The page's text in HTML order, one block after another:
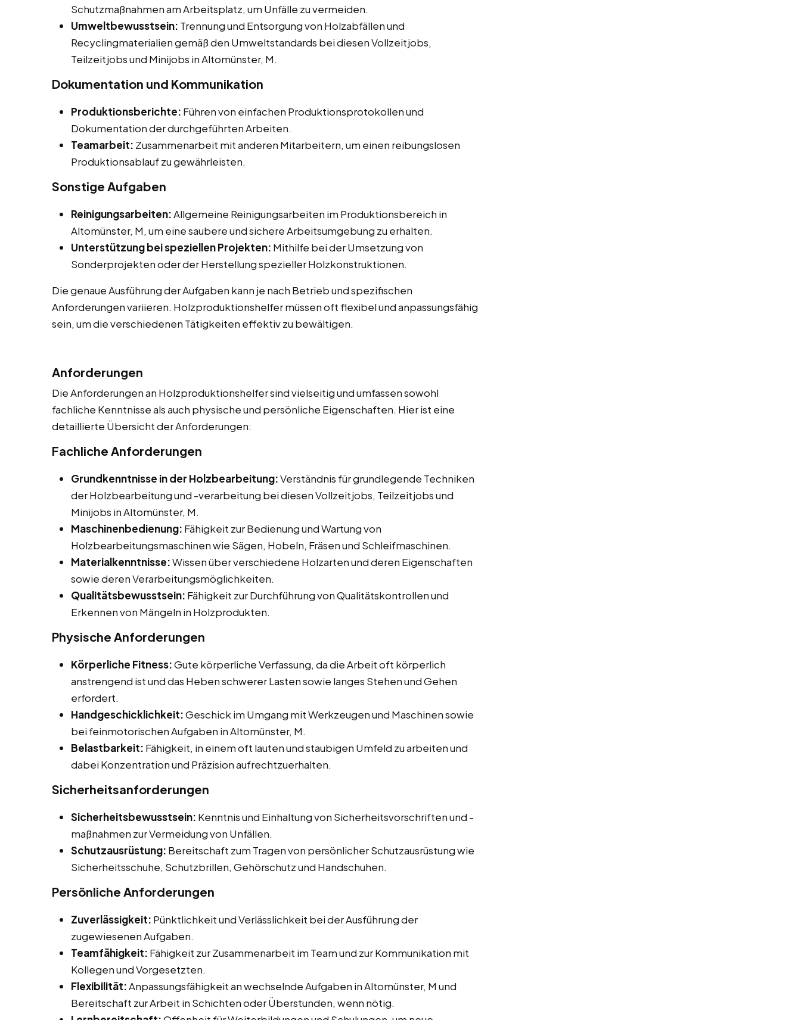
Schutzmaßnahmen am Arbeitsplatz, um Unfälle zu vermeiden.
Umweltbewusstsein: Trennung und Entsorgung von Holzabfällen und
Recyclingmaterialien gemäß den Umweltstandards bei diesen Vollzeitjobs,
Teilzeitjobs und Minijobs in Altomünster, M.
Dokumentation und Kommunikation
Produktionsberichte: Führen von einfachen Produktionsprotokollen und
Dokumentation der durchgeführten Arbeiten.
Teamarbeit: Zusammenarbeit mit anderen Mitarbeitern, um einen reibungslosen
Produktionsablauf zu gewährleisten.
Sonstige Aufgaben
Reinigungsarbeiten:Allgemeine Reinigungsarbeiten im Produktionsbereich in
Altomünster, M, um eine saubere und sichere Arbeitsumgebung zu erhalten.
Unterstützung bei speziellen Projekten: Mithilfe bei der Umsetzung von
Sonderprojekten oder der Herstellung spezieller Holzkonstruktionen.
Die genaue Ausführung der Aufgaben kann je nach Betrieb und spezifischen
Anforderungen variieren. Holzproduktionshelfer müssen oft flexibel und anpassungsfähig
sein, um die verschiedenen Tätigkeiten effektiv zu bewältigen.
Anforderungen
Die Anforderungen an Holzproduktionshelfer sind vielseitig und umfassen sowohl
fachliche Kenntnisse als auch physische und persönliche Eigenschaften. Hier ist eine
detaillierte Übersicht der Anforderungen:
Fachliche Anforderungen
Grundkenntnisse in der Holzbearbeitung:Verständnis für grundlegende Techniken
der Holzbearbeitung und -verarbeitung bei diesen Vollzeitjobs, Teilzeitjobs und
Minijobs in Altomünster, M.
Maschinenbedienung: Fähigkeit zur Bedienung und Wartung von
Holzbearbeitungsmaschinen wie Sägen, Hobeln, Fräsen und Schleifmaschinen.
Materialkenntnisse:Wissen über verschiedene Holzarten und deren Eigenschaften
sowie deren Verarbeitungsmöglichkeiten.
Qualitätsbewusstsein: Fähigkeit zur Durchführung von Qualitätskontrollen und
Erkennen von Mängeln in Holzprodukten.
Physische Anforderungen
Körperliche Fitness:Gute körperliche Verfassung, da die Arbeit oft körperlich
anstrengend ist und das Heben schwerer Lasten sowie langes Stehen und Gehen
erfordert.
Handgeschicklichkeit:Geschick im Umgang mit Werkzeugen und Maschinen sowie
bei feinmotorischen Aufgaben in Altomünster, M.
Belastbarkeit: Fähigkeit, in einem oft lauten und staubigen Umfeld zu arbeiten und
dabei Konzentration und Präzision aufrechtzuerhalten.
Sicherheitsanforderungen
Sicherheitsbewusstsein: Kenntnis und Einhaltung von Sicherheitsvorschriften und -
maßnahmen zur Vermeidung von Unfällen.
Schutzausrüstung: Bereitschaft zum Tragen von persönlicher Schutzausrüstung wie
Sicherheitsschuhe, Schutzbrillen, Gehörschutz und Handschuhen.
Persönliche Anforderungen
Zuverlässigkeit: Pünktlichkeit und Verlässlichkeit bei der Ausführung der
zugewiesenen Aufgaben.
Teamfähigkeit: Fähigkeit zur Zusammenarbeit im Team und zur Kommunikation mit
Kollegen und Vorgesetzten.
Flexibilität:Anpassungsfähigkeit an wechselnde Aufgaben in Altomünster, M und
Bereitschaft zur Arbeit in Schichten oder Überstunden, wenn nötig.